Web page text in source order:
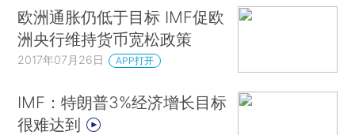
欧洲通胀仍低于目标 IMF促欧
洲央行维持货币宽松政策
2017年07月26日 APP打开
IMF：特朗普3%经济增长目标
很难达到